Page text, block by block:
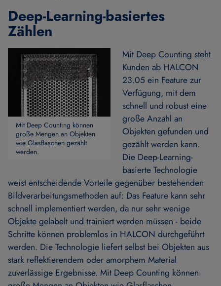
Deep-Learning-basiertes
Zählen
Mit Deep Counting können
große Mengen an Objekten
wie Glasflaschen gezählt
werden.
Mit Deep Counting steht
Kunden ab HALCON
23.05 ein Feature zur
Verfügung, mit dem
schnell und robust eine
große Anzahl an
Objekten gefunden und
gezählt werden kann.
Die Deep-Learning-
basierte Technologie
weist entscheidende Vorteile gegenüber bestehenden
Bildverarbeitungsmethoden auf: Das Feature kann sehr
schnell implementiert werden, da nur sehr wenige
Objekte gelabelt und trainiert werden müssen - beide
Schritte können problemlos in HALCON durchgeführt
werden. Die Technologie liefert selbst bei Objekten aus
stark reflektierendem oder amorphem Material
zuverlässige Ergebnisse. Mit Deep Counting können